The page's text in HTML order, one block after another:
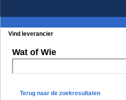
Vind leverancier
Wat of Wie
Terug naar de zoekresultaten